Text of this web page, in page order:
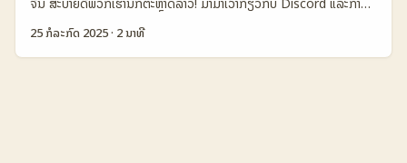
ແບບມືອາຊີບ ບໍ່ສໍາເລັດຫຼາຍ ມີການຄວບຄຸມຢ່າງເຂັ້ມງວດ ຈາກຕາຕະລາງເຫັນໄດ້
ວ່າ Discord ຂອງບໍລິສັດພິວເຕີໂຣມີຈຳນວນສະມາຊິກຫຼາຍ ແລະມີການຕິດຕໍ່ທີ່ດີ
ເພື່ອສະແດງເນື້ອຫາພາສາພິວເຕີໂຣໂດ້ຍກົງ. ການຈັດການກຸ່ມແບບມືອາຊີບ ແລະ
ຕາຕະລາງປຽບທຽບ Discord ກັບແພລແຕຟອມອື່ນໆສໍາລັບຜູ້ສ້າງສື່ໃນລາວ
🧩 ຄ່າວັດ Discord Facebook Group Telegram 👥 ຜູ້ໃຊ້ພາຍໃນ
ໃຊ້ Discord ເປັນແພລດຟອມເພື່ອການຕິດຕໍ່ກັບຜູ້ຕິດຕາມ ໃນສະພາບຕະຫຼາດ
ດິຈິຕອລທີ່ແຜ່ລະບາຍໄວແລະເກີດການເປີດຕົວແບຣນດໃໝ່ໆຢ່າງຕໍ່ເນື່ອງ. ຈີນ
ເປັນຕົວຢ່າງທີ່ມີການເລີ່ມຮັບຮູ້ໃນແດນອອນໄລນ໌ຫຼາຍຂຶ້ນ ໂດຍມີ influencer
25 ກໍລະກົດ 2025· 2 ນາທີ